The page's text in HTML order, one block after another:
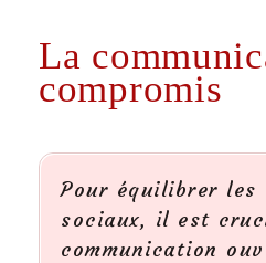
La
compromis
Pour équilibrer les
sociaux, il est
communication